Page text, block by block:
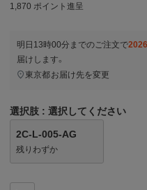
1,870 ポイント進呈
明日 13時00分 までのご注文で
届けします。
東京都お届け先を変更
選択肢 選択してください
2C-L-005-AG
残りわずか